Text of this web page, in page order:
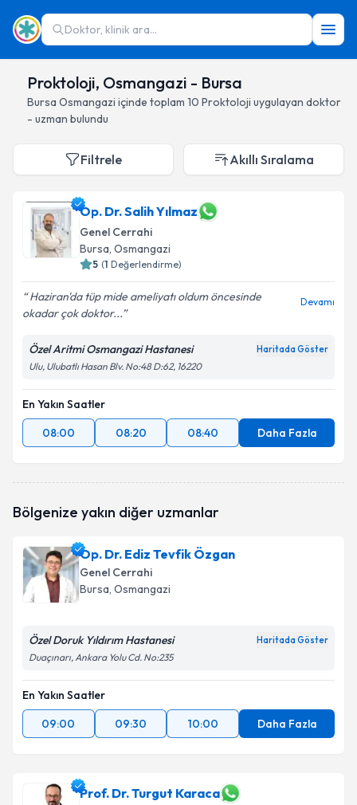
Doktor, klinik ara...
Proktoloji, Osmangazi - Bursa
Bursa Osmangazi içinde toplam 10 Proktoloji uygulayan doktor
- uzman bulundu
Filtrele Akıllı Sıralama
Op. Dr. Salih Yılmaz
Genel Cerrahi
Bursa, Osmangazi
5 (1 Değerlendirme)
Haziran'da tüp mide ameliyatı oldum öncesinde
okadar çok doktor...
Devamı
Özel Aritmi Osmangazi Hastanesi Haritada Göster
Ulu, Ulubatlı Hasan Blv. No:48 D:62, 16220
En Yakın Saatler
08:00
08:20 08:40 Daha Fazla
Bölgenize yakın diğer uzmanlar
Op. Dr. Ediz Tevfik Özgan
Genel Cerrahi
Bursa, Osmangazi
Özel Doruk Yıldırım Hastanesi Haritada Göster
Duaçınarı, Ankara Yolu Cd. No:235
En Yakın Saatler
09:00
09:30 10:00 Daha Fazla
Prof. Dr. Turgut Karaca